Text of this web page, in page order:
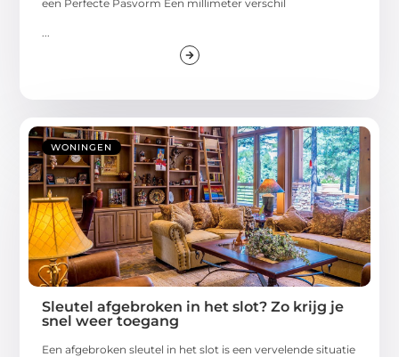
een Perfecte Pasvorm Een millimeter verschil
WONINGEN
Sleutel afgebroken in het slot? Zo krijg je
snel weer toegang
Een afgebroken sleutel in het slot is een vervelende situatie